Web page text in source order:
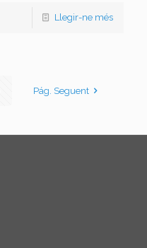
Llegir-ne més
Pág. Seguent